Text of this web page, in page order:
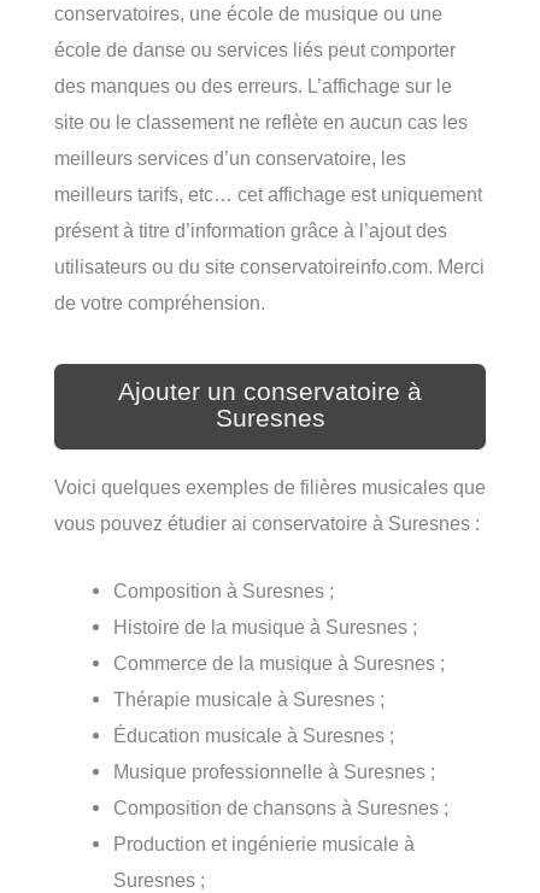
conservatoires, une école de musique ou une
école de danse ou services liés peut comporter
des manques ou des erreurs. L’affichage sur le
site ou le classement ne reflète en aucun cas les
meilleurs services d’un conservatoire, les
meilleurs tarifs, etc… cet affichage est uniquement
présent à titre d’information grâce à l’ajout des
utilisateurs ou du site conservatoireinfo.com. Merci
de votre compréhension.
Ajouter un conservatoire à
Suresnes
Voici quelques exemples de filières musicales que
vous pouvez étudier ai conservatoire à Suresnes :
Composition à Suresnes ;
Histoire de la musique à Suresnes ;
Commerce de la musique à Suresnes ;
Thérapie musicale à Suresnes ;
Éducation musicale à Suresnes ;
Musique professionnelle à Suresnes ;
Composition de chansons à Suresnes ;
Production et ingénierie musicale à
Suresnes ;